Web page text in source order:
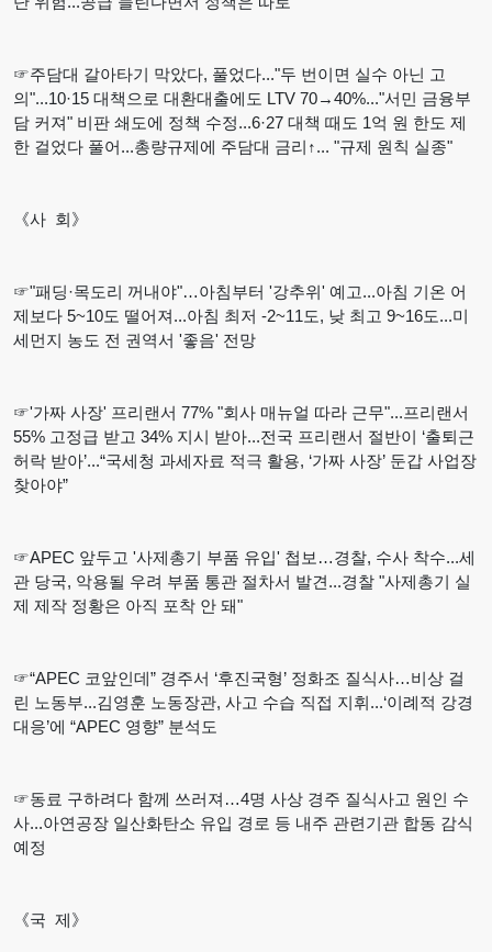
☞주담대 갈아타기 막았다, 풀었다..."두 번이면 실수 아닌 고
의"...10·15 대책으로 대환대출에도 LTV 70→40%..."서민 금융부
담 커져" 비판 쇄도에 정책 수정...6·27 대책 때도 1억 원 한도 제
한 걸었다 풀어...총량규제에 주담대 금리↑... "규제 원칙 실종"
《사 회》
☞"패딩·목도리 꺼내야"…아침부터 '강추위' 예고...아침 기온 어
제보다 5~10도 떨어져...아침 최저 -2~11도, 낮 최고 9~16도...미
세먼지 농도 전 권역서 '좋음' 전망
☞'가짜 사장' 프리랜서 77% "회사 매뉴얼 따라 근무"...프리랜서
55% 고정급 받고 34% 지시 받아...전국 프리랜서 절반이 ‘출퇴근
허락 받아’...“국세청 과세자료 적극 활용, ‘가짜 사장’ 둔갑 사업장
찾아야”
☞APEC 앞두고 '사제총기 부품 유입' 첩보…경찰, 수사 착수...세
관 당국, 악용될 우려 부품 통관 절차서 발견...경찰 "사제총기 실
제 제작 정황은 아직 포착 안 돼"
☞“APEC 코앞인데” 경주서 ‘후진국형’ 정화조 질식사…비상 걸
린 노동부...김영훈 노동장관, 사고 수습 직접 지휘...‘이례적 강경
대응’에 “APEC 영향” 분석도
☞동료 구하려다 함께 쓰러져…4명 사상 경주 질식사고 원인 수
사...아연공장 일산화탄소 유입 경로 등 내주 관련기관 합동 감식
예정
《국 제》